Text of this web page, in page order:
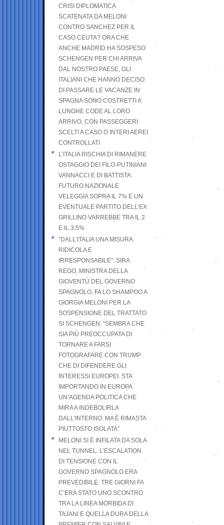
CRISI DIPLOMATICA
SCATENATA DA MELONI
CONTRO SANCHEZ PER IL
CASO CEUTA? ORA CHE
ANCHE MADRID HA SOSPESO
SCHENGEN PER CHI ARRIVA
DAL NOSTRO PAESE, GLI
ITALIANI CHE HANNO DECISO
DI PASSARE LE VACANZE IN
SPAGNA SONO COSTRETTI A
LUNGHE CODE AL LORO
ARRIVO, CON PASSEGGERI
SCELTI A CASO O INTERI AEREI
CONTROLLATI
L’ITALIA RISCHIA DI RIMANERE
OSTAGGIO DEI FILO-PUTINIANI
VANNACCI E DI BATTISTA.
FUTURO NAZIONALE
VELEGGIA SOPRA IL 7% E UN
EVENTUALE PARTITO DELL’EX
GRILLINO VARREBBE TRA IL 2
E IL 3.5%
“DALL’ITALIA UNA MISURA
RIDICOLA E
IRRESPONSABILE”: SIRA
REGO, MINISTRA DELLA
GIOVENTÙ DEL GOVERNO
SPAGNOLO, FA LO SHAMPOO A
GIORGIA MELONI PER LA
SOSPENSIONE DEL TRATTATO
SI SCHENGEN: “SEMBRA CHE
SIA PIÙ PREOCCUPATA DI
TORNARE A FARSI
FOTOGRAFARE CON TRUMP
CHE DI DIFENDERE GLI
INTERESSI EUROPEI. STA
IMPORTANDO IN EUROPA
UN’AGENDA POLITICA CHE
MIRA A INDEBOLIRLA
DALL’INTERNO. MA È RIMASTA
PIUTTOSTO ISOLATA”
MELONI SI È INFILATA DA SOLA
NEL TUNNEL. L’ESCALATION
DI TENSIONE CON IL
GOVERNO SPAGNOLO ERA
PREVEDIBILE: TRE GIORNI FA
C’ERA STATO UNO SCONTRO
TRA LA LINEA MORBIDA DI
TAJANI E QUELLA DURA DELLA